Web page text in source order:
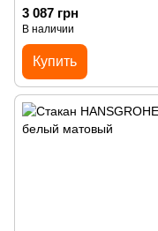
3 087 грн
В наличии
Купить